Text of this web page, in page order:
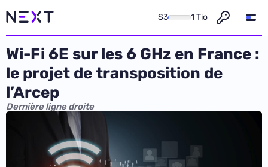
S3 1 Tio
Wi-Fi 6E sur les 6 GHz en France :
le projet de transposition de
l’Arcep
Dernière ligne droite